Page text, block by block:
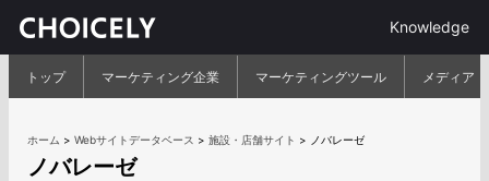
Knowledge
トップ マーケティング企業 マーケティングツール メディア
ホーム >Webサイトデータベース >施設・店舗サイト > ノバレーゼ
ノバレーゼ